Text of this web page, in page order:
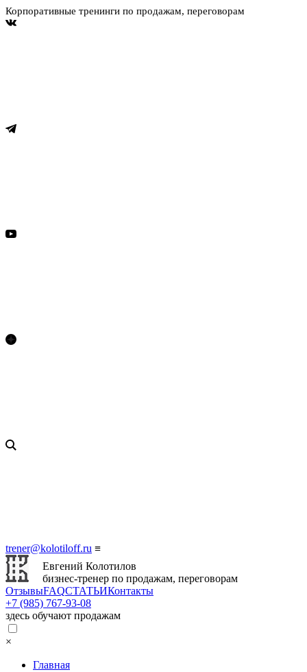
Корпоративные тренинги по продажам, переговорам
trener@kolotiloff.ru ≡
Евгений Колотилов
бизнес-тренер по продажам, переговорам
ОтзывыFAQСТАТЬИКонтакты
+7 (985) 767‑93‑08
здесь обучают продажам
×
Главная